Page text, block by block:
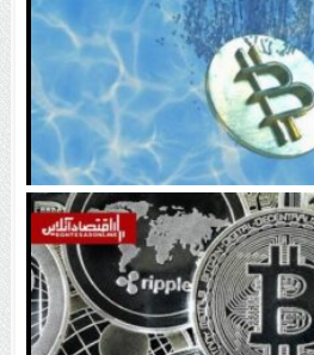
رمزارزها / بیت‌کوین سبز شد